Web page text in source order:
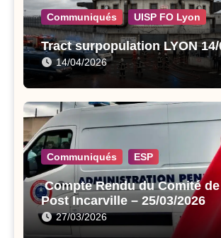
Communiqués UISP FO Lyon
Tract surpopulation LYON 14/
14/04/2026
Communiqués ESP
Compte Rendu du Comité
Post Incarville – 25/03/2026
27/03/2026